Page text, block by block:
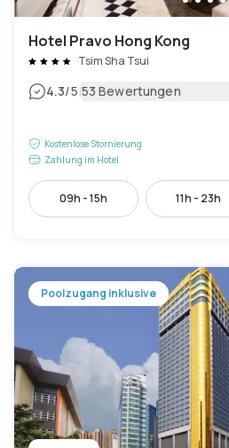
Hotel Pravo Hong Kong
Tsim Sha Tsui
4.3/5|53 Bewertungen
Kostenlose Stornierung
Zahlung im Hotel
09h - 15h 11h - 23h
Poolzugang inklusive